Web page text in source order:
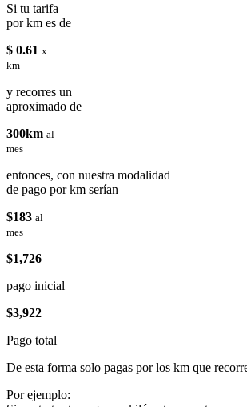
Si tu tarifa
por km es de
$ 0.61 x
km
y recorres un
aproximado de
300km al
mes
entonces, con nuestra modalidad
de pago por km serían
$183 al
mes
$1,726
pago inicial
$3,922
Pago total
De esta forma solo pagas por los km que
Por ejemplo: